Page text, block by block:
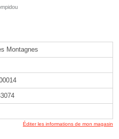
Montagnes
Éditer les informations de mon magasin